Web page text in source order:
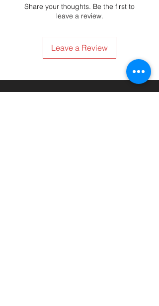
Share your thoughts. Be the first to
leave a review.
Leave a Review